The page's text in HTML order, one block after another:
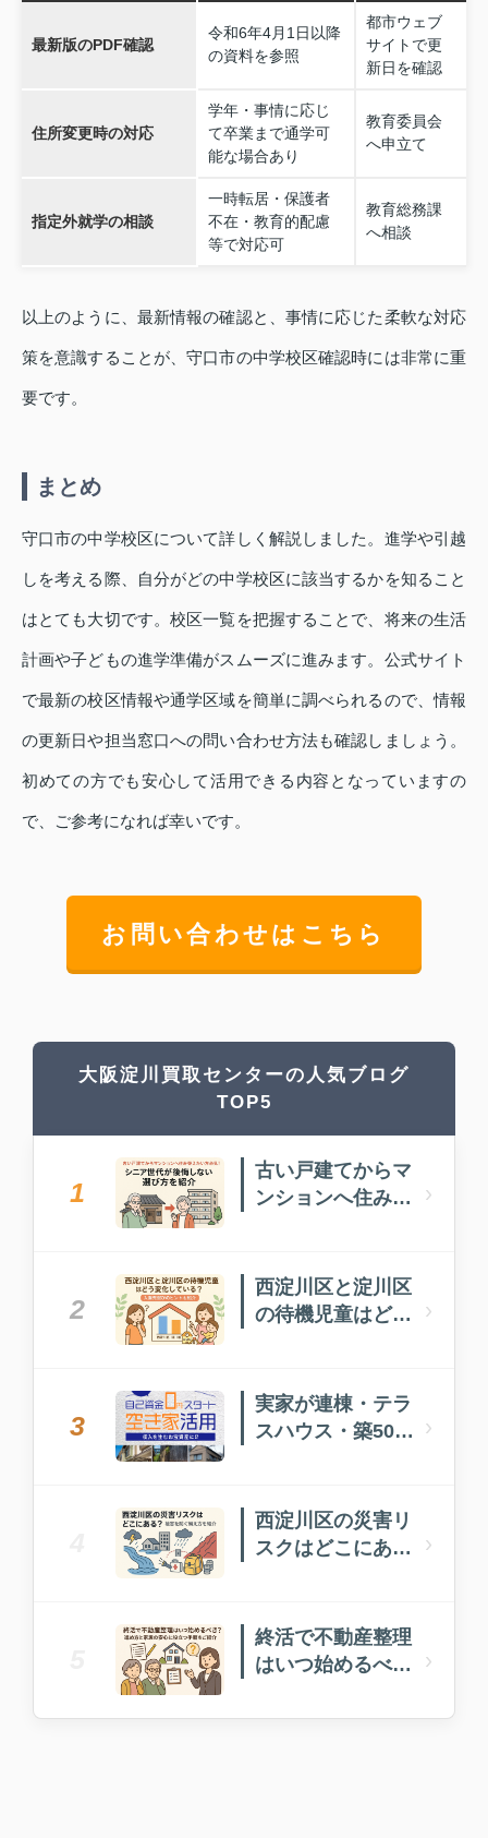
最新版のPDF確認
令和6年4月1日以降
の資料を参照
都市ウェブ
サイトで更
新日を確認
住所変更時の対応
学年・事情に応じ
て卒業まで通学可
能な場合あり
教育委員会
へ申立て
指定外就学の相談
一時転居・保護者
不在・教育的配慮
等で対応可
教育総務課
へ相談
以上のように、最新情報の確認と、事情に応じた柔軟な対応
策を意識することが、守口市の中学校区確認時には非常に重
要です。
まとめ
守口市の中学校区について詳しく解説しました。進学や引越
しを考える際、自分がどの中学校区に該当するかを知ること
はとても大切です。校区一覧を把握することで、将来の生活
計画や子どもの進学準備がスムーズに進みます。公式サイト
で最新の校区情報や通学区域を簡単に調べられるので、情報
の更新日や担当窓口への問い合わせ方法も確認しましょう。
初めての方でも安心して活用できる内容となっていますの
で、ご参考になれば幸いです。
お問い合わせはこちら
大阪淀川買取センターの人気ブログ
TOP5
1
古い戸建てからマ
ンションへ住み替
›
2
西淀川区と淀川区
の待機児童はどう
も紹介
›
3
実家が連棟・テラ
スハウス・築50年
›
西淀川区の災害リ
スクはどこにあ
›
終活で不動産整理
はいつ始めるべ
の安心に役立つ手
›